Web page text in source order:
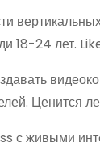
18-24 лет.
Ценится
с живыми